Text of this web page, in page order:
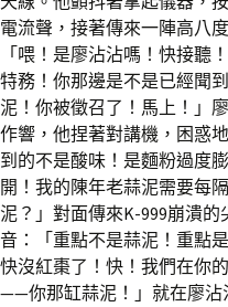
電流聲，接著傳來一陣高八
「喂！是廖沾沾嗎！快接聽
特務！你那邊是不是已經聞
泥！你被徵召了！馬上！」
作響，他捏著對講機，困惑
到的不是酸味！是麵粉過度
開！我的陳年老蒜泥需要每
泥？」對面傳來K-999崩潰
音：「重點不是蒜泥！重點
快沒紅棗了！快！我們在你
——你那缸蒜泥！」就在廖沾